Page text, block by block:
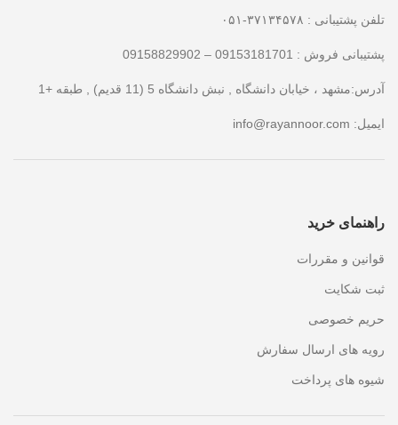
تلفن پشتیبانی : ۳۷۱۳۴۵۷۸-۰۵۱
پشتیبانی فروش : 09153181701 – 09158829902
آدرس:مشهد ، خیابان دانشگاه , نبش دانشگاه 5 (11 قدیم) , طبقه +1
ایمیل: info@rayannoor.com
راهنمای خرید
قوانین و مقررات
ثبت شکایت
حریم خصوصی
رویه های ارسال سفارش
شیوه های پرداخت